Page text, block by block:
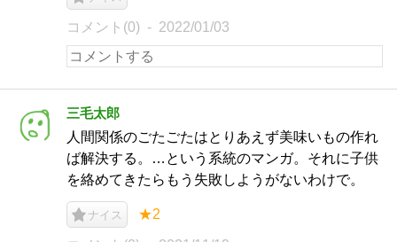
コメント(0) 2022/01/03
三毛太郎
人間関係のごたごたはとりあえず美味いもの作れ
ば解決する。…という系統のマンガ。それに子供
を絡めてきたらもう失敗しようがないわけで。
ナイス ★2